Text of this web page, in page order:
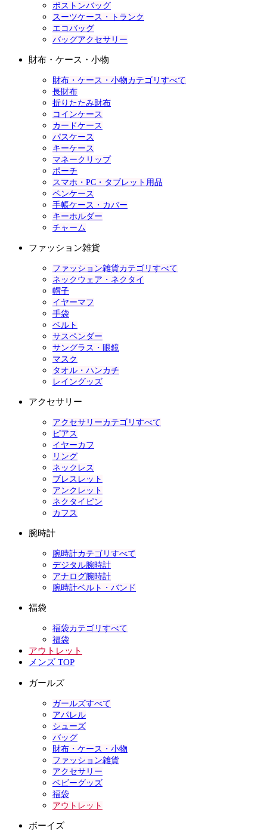
ボストンバッグ
スーツケース・トランク
エコバッグ
バッグアクセサリー
財布・ケース・小物
財布・ケース・小物カテゴリすべて
長財布
折りたたみ財布
コインケース
カードケース
パスケース
キーケース
マネークリップ
ポーチ
スマホ・PC・タブレット用品
ペンケース
手帳ケース・カバー
キーホルダー
チャーム
ファッション雑貨
ファッション雑貨カテゴリすべて
ネックウェア・ネクタイ
帽子
イヤーマフ
手袋
ベルト
サスペンダー
サングラス・眼鏡
マスク
タオル・ハンカチ
レイングッズ
アクセサリー
アクセサリーカテゴリすべて
ピアス
イヤーカフ
リング
ネックレス
ブレスレット
アンクレット
ネクタイピン
カフス
腕時計
腕時計カテゴリすべて
デジタル腕時計
アナログ腕時計
腕時計ベルト・バンド
福袋
福袋カテゴリすべて
福袋
アウトレット
メンズ TOP
ガールズ
ガールズすべて
アパレル
シューズ
バッグ
財布・ケース・小物
ファッション雑貨
アクセサリー
ベビーグッズ
福袋
アウトレット
ボーイズ